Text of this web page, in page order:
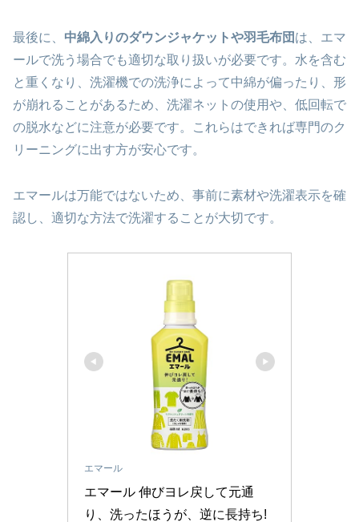
最後に、 中綿入りのダウンジャケットや羽毛布団 は、エマ
ールで洗う場合でも適切な取り扱いが必要です。水を含む
と重くなり、洗濯機での洗浄によって中綿が偏ったり、形
が崩れることがあるため、洗濯ネットの使用や、低回転で
の脱水などに注意が必要です。これらはできれば専門のク
リーニングに出す方が安心です。
エマールは万能ではないため、事前に素材や洗濯表示を確
認し、適切な方法で洗濯することが大切です。
エマール
エマール 伸びヨレ戻して元通
り、洗ったほうが、逆に長持ち!